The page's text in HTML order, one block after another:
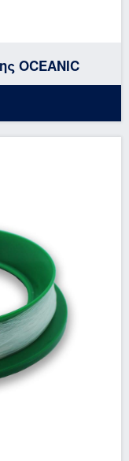
OCEANIC